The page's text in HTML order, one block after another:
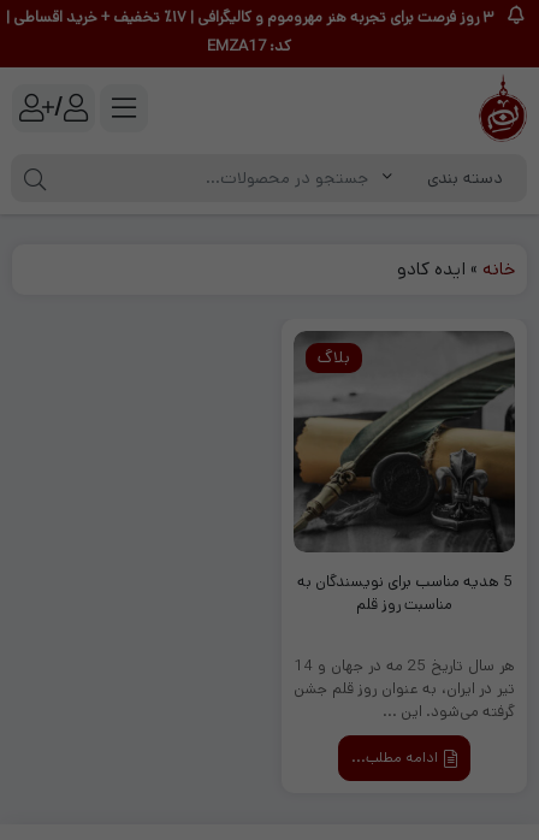
۳ روز فرصت برای تجربه هنر مهروموم و کالیگرافی | ۱۷٪ تخفیف + خرید اقساطی |
کد: EMZA17
/
خانه » ایده کادو
بلاگ
5 هدیه مناسب برای نویسندگان به
مناسبت روز قلم
هر سال تاریخ 25 مه در جهان و 14
تیر در ایران، به عنوان روز قلم جشن
گرفته می‌شود. این ...
ادامه مطلب...